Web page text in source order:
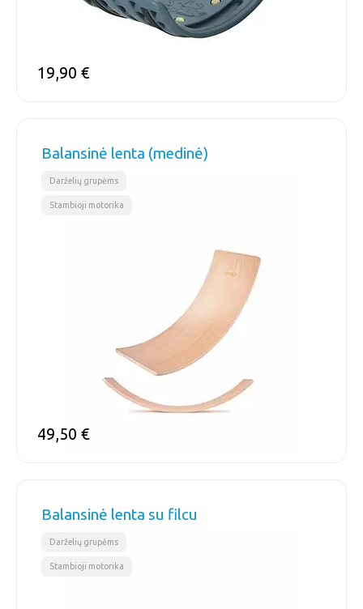
19,90 €
Balansinė lenta (medinė)
Darželių grupėms
Stambioji motorika
49,50 €
Balansinė lenta su filcu
Darželių grupėms
Stambioji motorika